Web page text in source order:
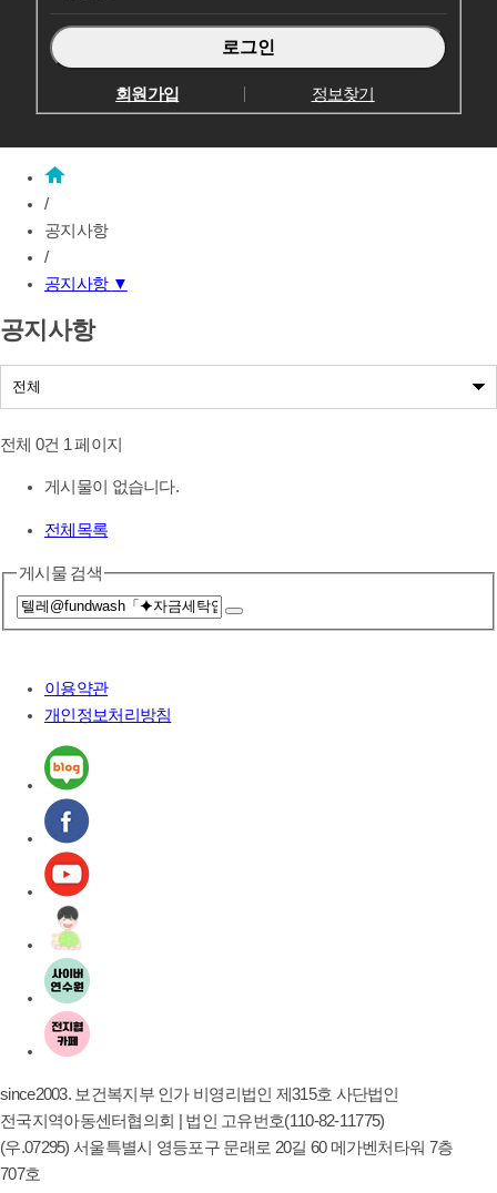
회원가입 정보찾기
/
공지사항
/
공지사항 ▼
나눔사업공지
공지사항
전체 0건 1 페이지
게시물이 없습니다.
전체목록
게시물 검색
이용약관
개인정보처리방침
since2003. 보건복지부 인가 비영리법인 제315호 사단법인
전국지역아동센터협의회 | 법인 고유번호(110-82-11775)
(우.07295) 서울특별시 영등포구 문래로 20길 60 메가벤처타워 7층
707호